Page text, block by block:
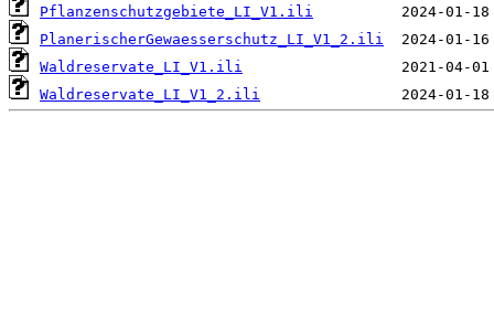
Pflanzenschutzgebiete_LI_V1.ili
PlanerischerGewaesserschutz_LI_V1_2.ili
Waldreservate_LI_V1.ili
Waldreservate_LI_V1_2.ili